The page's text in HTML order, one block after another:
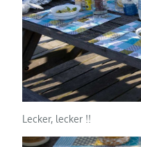
Lecker, lecker !!